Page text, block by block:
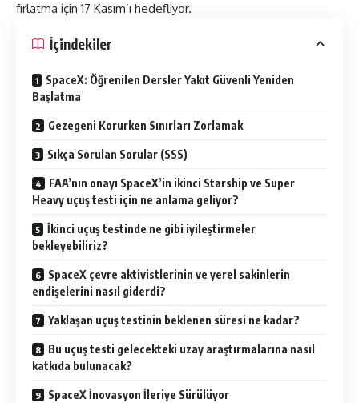
fırlatma için 17 Kasım’ı hedefliyor.
İçindekiler
SpaceX: Öğrenilen Dersler Yakıt Güvenli Yeniden
Başlatma
Gezegeni Korurken Sınırları Zorlamak
Sıkça Sorulan Sorular (SSS)
FAA’nın onayı SpaceX’in ikinci Starship ve Super
Heavy uçuş testi için ne anlama geliyor?
İkinci uçuş testinde ne gibi iyileştirmeler
bekleyebiliriz?
SpaceX çevre aktivistlerinin ve yerel sakinlerin
endişelerini nasıl giderdi?
Yaklaşan uçuş testinin beklenen süresi ne kadar?
Bu uçuş testi gelecekteki uzay araştırmalarına nasıl
katkıda bulunacak?
SpaceX İnovasyon İleriye Sürülüyor